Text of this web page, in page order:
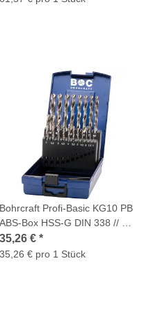
Bohrcraft Profi-Basic KG10 PB
ABS-Box HSS-G DIN 338 // 1-
10x0,5 /19-tlg.
35,26 € *
35,26 € pro 1 Stück